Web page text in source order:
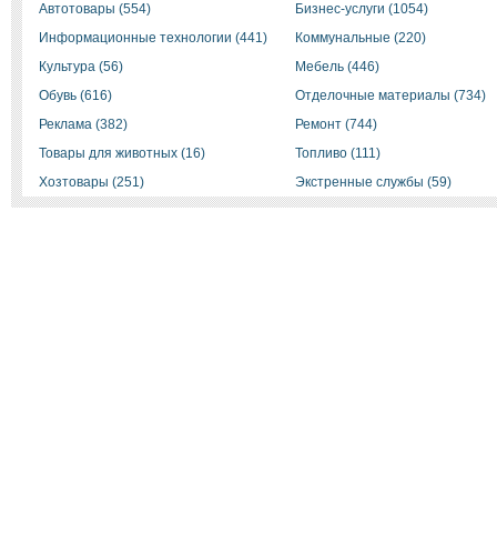
Автотовары (554)
Бизнес-услуги (1054)
Информационные технологии (441)
Коммунальные (220)
Культура (56)
Мебель (446)
Обувь (616)
Отделочные материалы (734)
Реклама (382)
Ремонт (744)
Товары для животных (16)
Топливо (111)
Хозтовары (251)
Экстренные службы (59)